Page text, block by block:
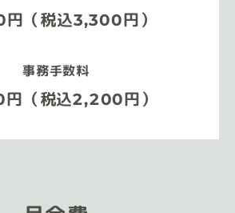
（税込3,300円）
事務手数料
（税込2,200円）